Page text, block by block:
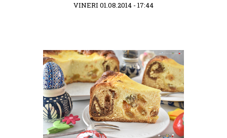
VINERI 01.08.2014 - 17:44